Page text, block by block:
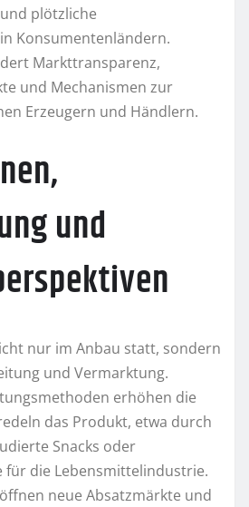
plötzliche
Konsumentenländern.
Markttransparenz,
und Mechanismen zur
Erzeugern und Händlern.
und
nur im Anbau statt, sondern
und Vermarktung.
erhöhen die
das Produkt, etwa durch
Snacks oder
die Lebensmittelindustrie.
neue Absatzmärkte und